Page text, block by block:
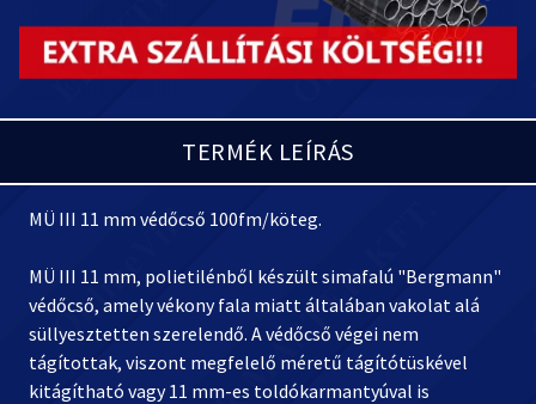
TERMÉK LEÍRÁS
MÜ III 11 mm védőcső 100fm/köteg.
MÜ III 11 mm, polietilénből készült simafalú "Bergmann"
védőcső, amely vékony fala miatt általában vakolat alá
süllyesztetten szerelendő. A védőcső végei nem
tágítottak, viszont megfelelő méretű tágítótüskével
kitágítható vagy 11 mm-es toldókarmantyúval is